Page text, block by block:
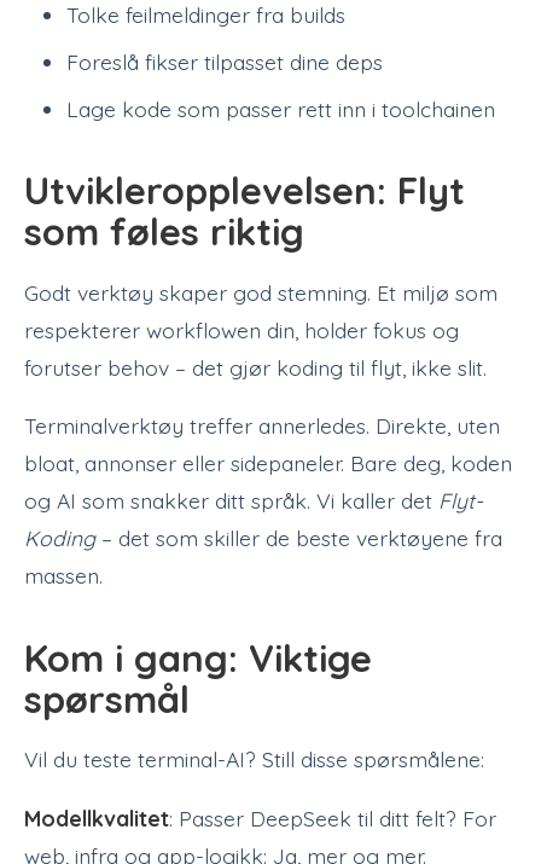
Tolke feilmeldinger fra builds
Foreslå fikser tilpasset dine deps
Lage kode som passer rett inn i toolchainen
Utvikleropplevelsen: Flyt
som føles riktig
Godt verktøy skaper god stemning. Et miljø som
respekterer workflowen din, holder fokus og
forutser behov – det gjør koding til flyt, ikke slit.
Terminalverktøy treffer annerledes. Direkte, uten
bloat, annonser eller sidepaneler. Bare deg, koden
og AI som snakker ditt språk. Vi kaller det Flyt-
Koding– det som skiller de beste verktøyene fra
massen.
Kom i gang: Viktige
spørsmål
Vil du teste terminal-AI? Still disse spørsmålene:
Modellkvalitet: Passer DeepSeek til ditt felt? For
web, infra og app-logikk: Ja, mer og mer.